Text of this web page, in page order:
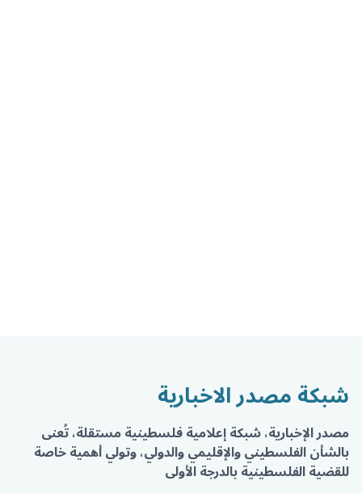
شبكة مصدر الاخبارية
مصدر الإخبارية، شبكة إعلامية فلسطينية مستقلة، تُعنى
بالشأن الفلسطيني والإقليمي والدولي، وتولي أهمية خاصة
للقضية الفلسطينية بالدرجة الأولى